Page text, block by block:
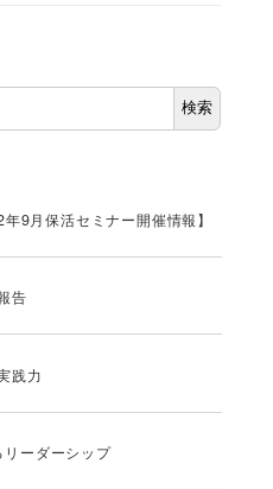
検索
9月保活セミナー開催情報】
告
践力
リーダーシップ